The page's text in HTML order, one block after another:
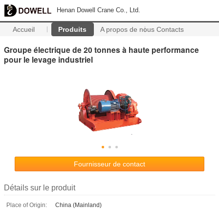
Henan Dowell Crane Co., Ltd.
Accueil Produits A propos de nous Contacts
Groupe électrique de 20 tonnes à haute performance
pour le levage industriel
Fournisseur de contact
Détails sur le produit
Place of Origin:
China (Mainland)